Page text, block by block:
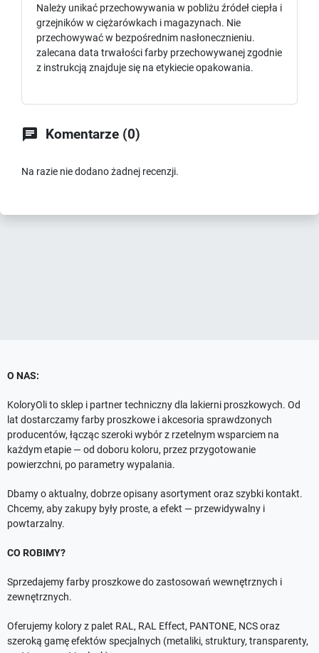
Należy unikać przechowywania w pobliżu źródeł ciepła i
grzejników w ciężarówkach i magazynach. Nie
przechowywać w bezpośrednim nasłonecznieniu.
zalecana data trwałości farby przechowywanej zgodnie
z instrukcją znajduje się na etykiecie opakowania.
 Komentarze (0)
Na razie nie dodano żadnej recenzji.
O NAS:
KoloryOli to sklep i partner techniczny dla lakierni proszkowych. Od
lat dostarczamy farby proszkowe i akcesoria sprawdzonych
producentów, łącząc szeroki wybór z rzetelnym wsparciem na
każdym etapie — od doboru koloru, przez przygotowanie
powierzchni, po parametry wypalania.
Dbamy o aktualny, dobrze opisany asortyment oraz szybki kontakt.
Chcemy, aby zakupy były proste, a efekt — przewidywalny i
powtarzalny.
CO ROBIMY?
Sprzedajemy farby proszkowe do zastosowań wewnętrznych i
zewnętrznych.
Oferujemy kolory z palet RAL, RAL Effect, PANTONE, NCS oraz
szeroką gamę efektów specjalnych (metaliki, struktury, transparenty,